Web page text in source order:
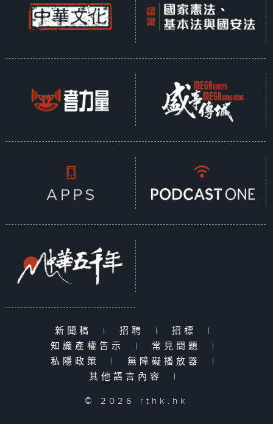
新聞稿 | 招聘 | 招標
|
知識產權告示
| 常見問題
|
私隱政策
| 無障礙播放器
|
其他語言內容
|
© 2026 rthk.hk